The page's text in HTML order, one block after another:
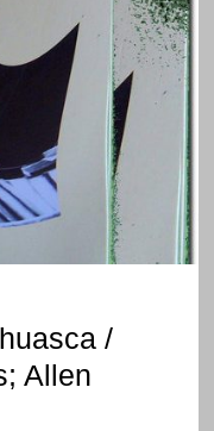
/
Allen